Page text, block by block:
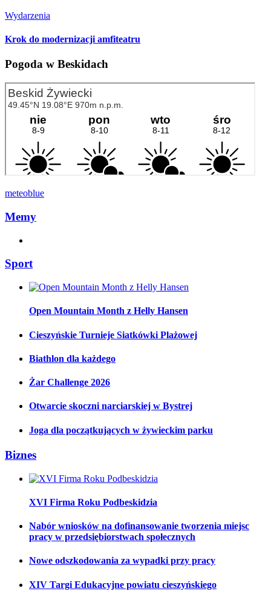
Wydarzenia
Krok do modernizacji amfiteatru
Pogoda w Beskidach
meteoblue
Memy
Sport
Open Mountain Month z Helly Hansen
Cieszyńskie Turnieje Siatkówki Plażowej
Biathlon dla każdego
Żar Challenge 2026
Otwarcie skoczni narciarskiej w Bystrej
Joga dla początkujących w żywieckim parku
Biznes
XVI Firma Roku Podbeskidzia
Nabór wniosków na dofinansowanie tworzenia miejsc
pracy w przedsiębiorstwach społecznych
Nowe odszkodowania za wypadki przy pracy
XIV Targi Edukacyjne powiatu cieszyńskiego